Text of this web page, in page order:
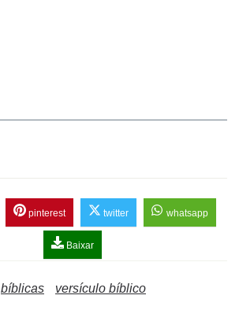
pinterest twitter whatsapp
Baixar
bíblicas
versículo bíblico